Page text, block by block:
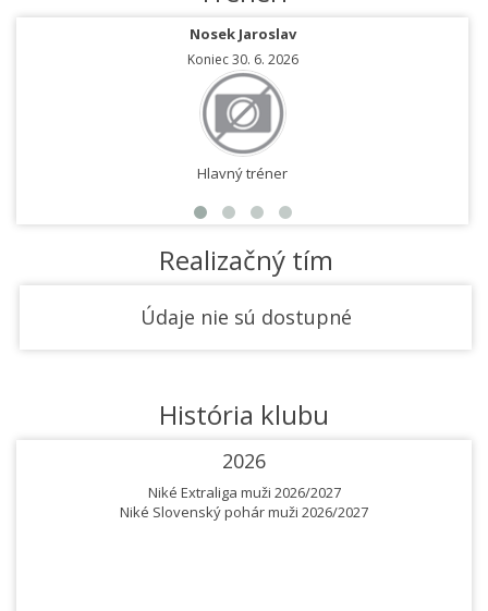
Nosek Jaroslav
Koniec 30. 6. 2026
Hlavný tréner
Realizačný tím
Údaje nie sú dostupné
História klubu
2026
Niké Extraliga muži 2026/2027
Niké Slovenský pohár muži 2026/2027